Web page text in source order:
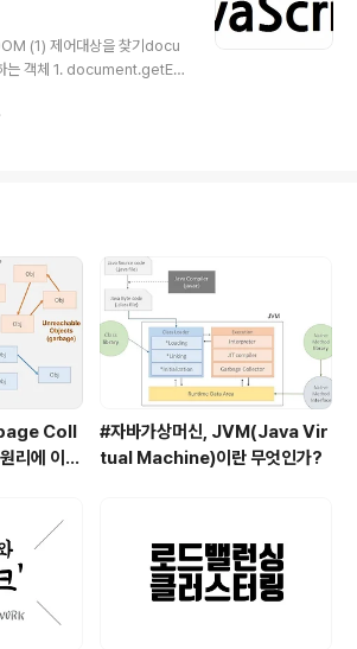
알지 못할 수 있다.인간은 도구
적재적소에 활용할 줄 알아야
NetworkjQuery 파
jQuery를 연동해서 사용할 수
가 생략..
(1) 제어대상을 찾기docu
는 객체 1. document.getEle
서 유사배열에 담는다. 3.ID
= document.getElementBy
Coll
리에 이어
#자바가상머신, JVM(Java Vir
tual Machine)이란 무엇인가?